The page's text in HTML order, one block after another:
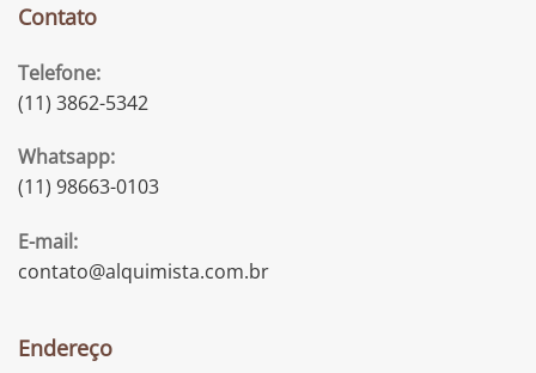
Contato
Telefone:
(11) 3862-5342
Whatsapp:
(11) 98663-0103
E-mail:
contato@alquimista.com.br
Endereço